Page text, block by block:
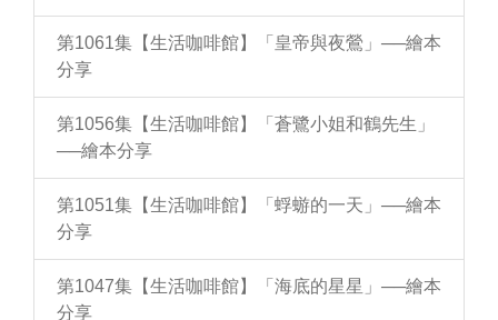
第1061集【生活咖啡館】「皇帝與夜鶯」──繪本
分享
第1056集【生活咖啡館】「蒼鷺小姐和鶴先生」
──繪本分享
第1051集【生活咖啡館】「蜉蝣的一天」──繪本
分享
第1047集【生活咖啡館】「海底的星星」──繪本
分享